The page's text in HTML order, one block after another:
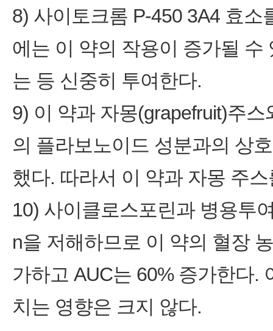
8) 사이토크롬 P-450 3A4 효
에는 이 약의 작용이 증가될
는 등 신중히 투여한다.
9) 이 약과 자몽(grapefruit)주
의 플라보노이드 성분과의 상
했다. 따라서 이 약과 자몽 주
10) 사이클로스포린과 병용투
n을 저해하므로 이 약의 혈장
가하고 AUC는 60% 증가한다.
치는 영향은 크지 않다.